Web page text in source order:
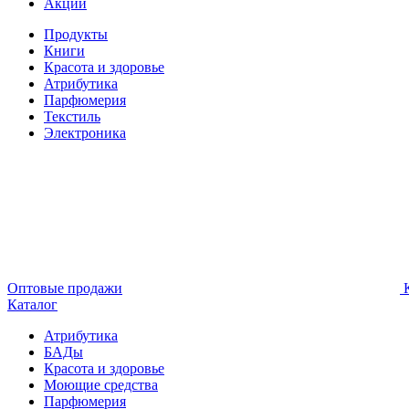
Акции
Продукты
Книги
Красота и здоровье
Атрибутика
Парфюмерия
Текстиль
Электроника
Оптовые продажи
Каталог
Атрибутика
БАДы
Красота и здоровье
Моющие средства
Парфюмерия